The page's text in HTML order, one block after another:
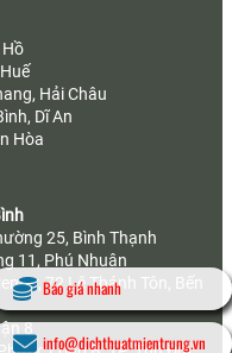
Hồ
Hải Châu
Dĩ An
Hòa
25, Bình Thạnh
11, Phú Nhuận
72 Lê Thánh Tôn, Bến
8
Báo giá nhanh
info@dichthuatmientrung.vn